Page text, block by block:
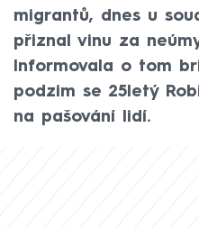
migrantů, dnes u
přiznal vinu za
Informovala o tom
podzim se 25letý
na pašování lidí.